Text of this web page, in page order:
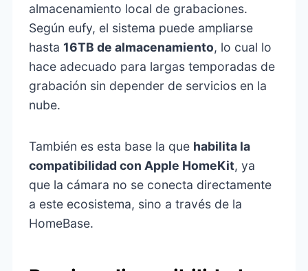
almacenamiento local de grabaciones.
Según eufy, el sistema puede ampliarse
hasta 16TB de almacenamiento, lo cual lo
hace adecuado para largas temporadas de
grabación sin depender de servicios en la
nube.
También es esta base la que habilita la
compatibilidad con Apple HomeKit, ya
que la cámara no se conecta directamente
a este ecosistema, sino a través de la
HomeBase.